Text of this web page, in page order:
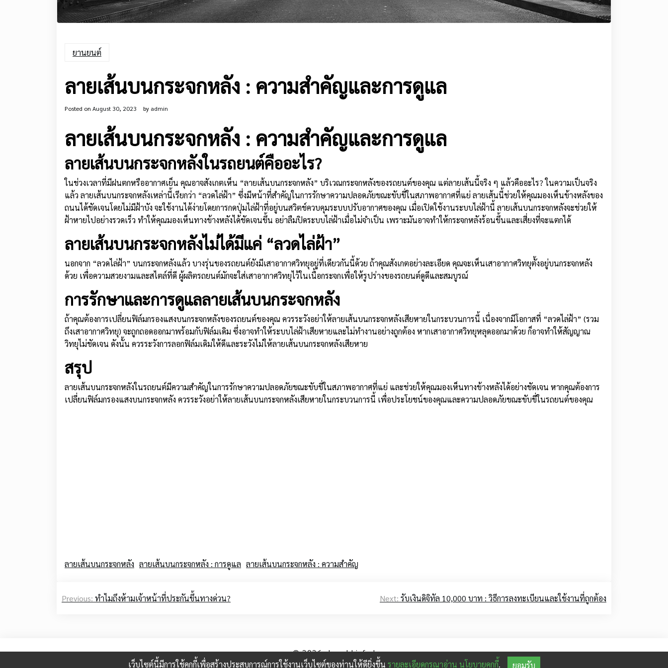
ยานยนต์
ลายเส้นบนกระจกหลัง : ความสำคัญและการดูแล
Posted on August 30, 2023 by admin
ลายเส้นบนกระจกหลัง : ความสำคัญและการดูแล
ลายเส้นบนกระจกหลังในรถยนต์คืออะไร?
ในช่วงเวลาที่มีฝนตกหรืออากาศเย็น คุณอาจสังเกตเห็น “ลายเส้นบนกระจกหลัง” บริเวณกระจกหลังของรถยนต์ของคุณ แต่ลายเส้นนี้จริง ๆ แล้วคืออะไร? ในความเป็นจริง
แล้ว ลายเส้นบนกระจกหลังเหล่านี้เรียกว่า “ลวดไล่ฝ้า” ซึ่งมีหน้าที่สำคัญในการรักษาความปลอดภัยขณะขับขี่ในสภาพอากาศที่แย่ ลายเส้นนี้ช่วยให้คุณมองเห็นข้างหลังของ
ถนนได้ชัดเจนโดยไม่มีฝ้าบัง จะใช้งานได้ง่ายโดยการกดปุ่มไล่ฝ้าที่อยู่บนสวิตช์ควบคุมระบบปรับอากาศของคุณ เมื่อเปิดใช้งานระบบไล่ฝ้านี้ ลายเส้นบนกระจกหลังจะช่วยให้
ฝ้าหายไปอย่างรวดเร็ว ทำให้คุณมองเห็นทางข้างหลังได้ชัดเจนขึ้น อย่าลืมปิดระบบไล่ฝ้าเมื่อไม่จำเป็น เพราะมันอาจทำให้กระจกหลังร้อนขึ้นและเสี่ยงที่จะแตกได้
ลายเส้นบนกระจกหลังไม่ได้มีแค่ “ลวดไล่ฝ้า”
นอกจาก “ลวดไล่ฝ้า” บนกระจกหลังแล้ว บางรุ่นของรถยนต์ยังมีเสาอากาศวิทยุอยู่ที่เดียวกันนี้ด้วย ถ้าคุณสังเกตอย่างละเอียด คุณจะเห็นเสาอากาศวิทยุตั้งอยู่บนกระจกหลัง
ด้วย เพื่อความสวยงามและสไตล์ที่ดี ผู้ผลิตรถยนต์มักจะใส่เสาอากาศวิทยุไว้ในเนื้อกระจกเพื่อให้รูปร่างของรถยนต์ดูดีและสมบูรณ์
การรักษาและการดูแลลายเส้นบนกระจกหลัง
ถ้าคุณต้องการเปลี่ยนฟิล์มกรองแสงบนกระจกหลังของรถยนต์ของคุณ ควรระวังอย่าให้ลายเส้นบนกระจกหลังเสียหายในกระบวนการนี้ เนื่องจากมีโอกาสที่ “ลวดไล่ฝ้า” (รวม
ถึงเสาอากาศวิทยุ) จะถูกถอดออกมาพร้อมกับฟิล์มเดิม ซึ่งอาจทำให้ระบบไล่ฝ้าเสียหายและไม่ทำงานอย่างถูกต้อง หากเสาอากาศวิทยุหลุดออกมาด้วย ก็อาจทำให้สัญญาณ
วิทยุไม่ชัดเจน ดังนั้น ควรระวังการลอกฟิล์มเดิมให้ดีและระวังไม่ให้ลายเส้นบนกระจกหลังเสียหาย
สรุป
ลายเส้นบนกระจกหลังในรถยนต์มีความสำคัญในการรักษาความปลอดภัยขณะขับขี่ในสภาพอากาศที่แย่ และช่วยให้คุณมองเห็นทางข้างหลังได้อย่างชัดเจน หากคุณต้องการ
เปลี่ยนฟิล์มกรองแสงบนกระจกหลัง ควรระวังอย่าให้ลายเส้นบนกระจกหลังเสียหายในกระบวนการนี้ เพื่อประโยชน์ของคุณและความปลอดภัยขณะขับขี่ในรถยนต์ของคุณ
ลายเส้นบนกระจกหลัง ลายเส้นบนกระจกหลัง : การดูแล ลายเส้นบนกระจกหลัง : ความสำคัญ
Post
Previous: ทำไมถึงห้ามเจ้าหน้าที่ประกันขึ้นทางด่วน? Next: รับเงินดิจิทัล 10,000 บาท : วิธีการลงทะเบียนและใช้งานที่ถูกต้อง
© 2026shopdd.info |
เว็บไซต์นี้มีการใช้คุกกี้เพื่อสร้างประสบการณ์การใช้งานเว็บไซต์ของท่านให้ดียิ่งขึ้น รายละเอียดกรุณาอ่าน นโยบายคุกกี้. ยอมรับ